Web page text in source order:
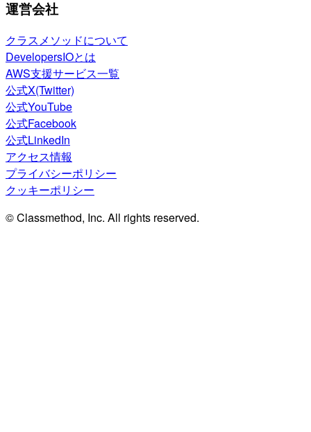
運営会社
クラスメソッドについて
DevelopersIOとは
AWS支援サービス一覧
公式X(Twitter)
公式YouTube
公式Facebook
公式LinkedIn
アクセス情報
プライバシーポリシー
クッキーポリシー
© Classmethod, Inc. All rights reserved.